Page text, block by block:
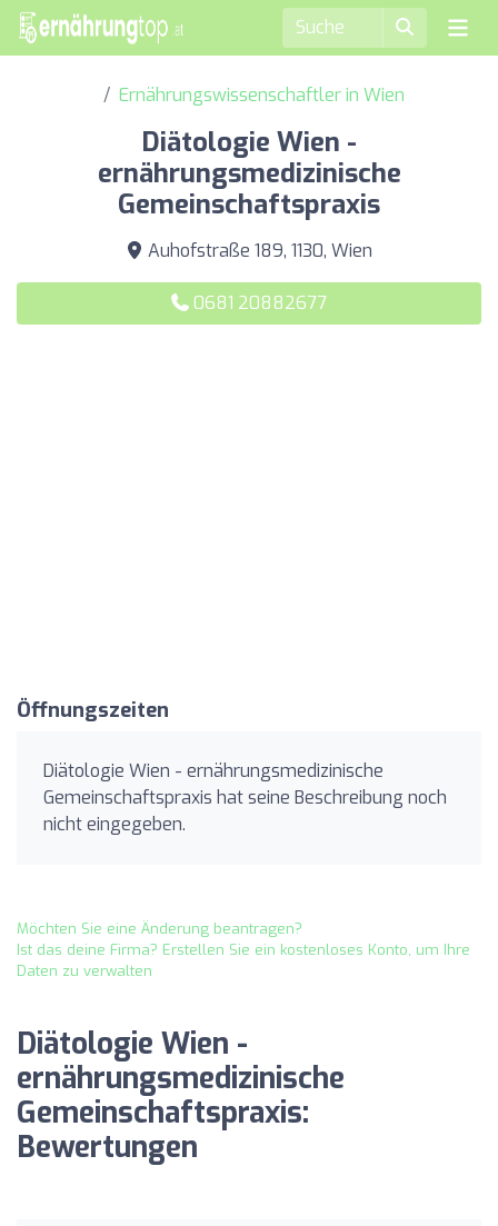
Ernährungswissenschaftler in Wien
Diätologie Wien -
ernährungsmedizinische
Gemeinschaftspraxis
Auhofstraße 189, 1130, Wien
0681 20882677
Öffnungszeiten
Diätologie Wien - ernährungsmedizinische
Gemeinschaftspraxis hat seine Beschreibung noch
nicht eingegeben.
Möchten Sie eine Änderung beantragen?
Ist das deine Firma? Erstellen Sie ein kostenloses Konto, um Ihre
Daten zu verwalten
Diätologie Wien -
ernährungsmedizinische
Gemeinschaftspraxis:
Bewertungen